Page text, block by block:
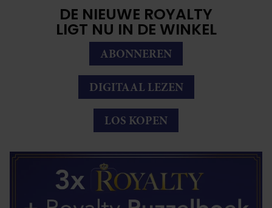
DE NIEUWE ROYALTY
LIGT NU IN DE WINKEL
ABONNEREN
DIGITAAL LEZEN
LOS KOPEN